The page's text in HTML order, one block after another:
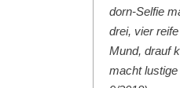
dorn-Self­ie
drei, vier
Mund, drauf
macht lustige